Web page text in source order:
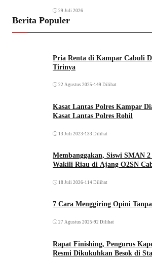
29 Juli 2026
Berita Populer
Pria Renta di Kampar Cabuli
Tirinya
22 Agustus 2025 •149 Dilihat
Kasat Lantas Polres Kampar
Kasat Lantas Polres Rohil
13 Juli 2023 •133 Dilihat
Membanggakan, Siswi SMAN
Wakili Riau di Ajang O2SN
18 Juli 2026•114 Dilihat
7 Cara Menggiring Opini
27 Agustus 2025 •92 Dilihat
Rapat Finishing, Pengurus
Resmi Dikukuhkan Besok di